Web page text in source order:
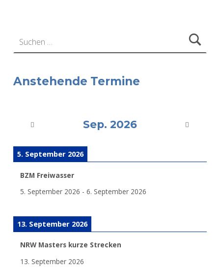
Anstehende Termine
Sep. 2026
5. September 2026
BZM Freiwasser
5. September 2026 - 6. September 2026
13. September 2026
NRW Masters kurze Strecken
13. September 2026